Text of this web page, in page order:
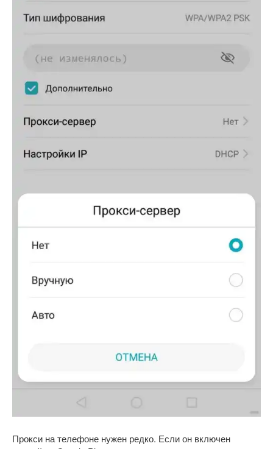
Прокси на телефоне нужен редко. Если он включен